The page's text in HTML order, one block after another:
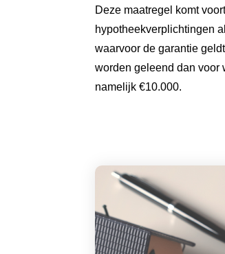
Deze maatregel komt
hypotheekverplichtingen
waarvoor de garantie
worden geleend dan voor
namelijk €10.000.